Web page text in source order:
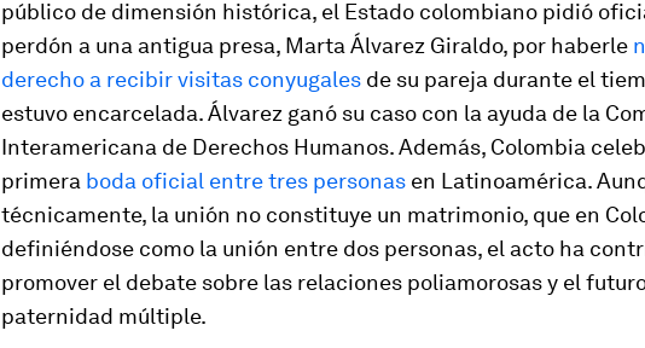
público de dimensión histórica, el Estado colombiano pidió
perdón a una antigua presa, Marta Álvarez Giraldo, por haberle
derecho a recibir visitas conyugales de su pareja durante el
estuvo encarcelada. Álvarez ganó su caso con la ayuda de la
Interamericana de Derechos Humanos. Además, Colombia
primera boda oficial entre tres personas en Latinoamérica.
técnicamente, la unión no constituye un matrimonio, que en
definiéndose como la unión entre dos personas, el acto ha
promover el debate sobre las relaciones poliamorosas y el
paternidad múltiple.